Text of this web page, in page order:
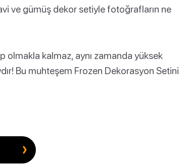
ve gümüş dekor setiyle fotoğrafların ne
olmakla kalmaz, aynı zamanda yüksek
Bu muhteşem Frozen Dekorasyon Setini